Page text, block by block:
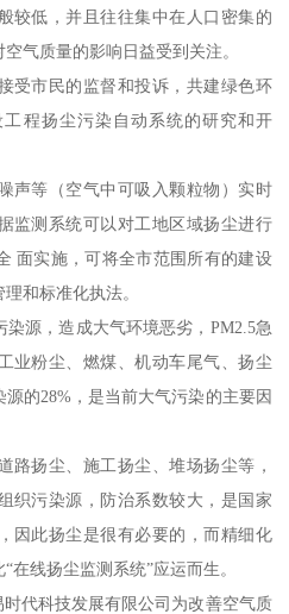
较低，并且往往集中在人口密集的
气质量的影响日益受到关注。
受市民的监督和投诉，共建绿色环
程扬尘污染自动系统的研究和开
声等（空气中可吸入颗粒物）实时
监测系统可以对工地区域扬尘进行
面实施，可将全市范围所有的建设
和标准化执法。
源，造成大气环境恶劣，PM2.5急
业粉尘、燃煤、机动车尾气、扬尘
的28%，是当前大气污染的主要因
路扬尘、施工扬尘、堆场扬尘等，
织污染源，防治系数较大，是国家
因此扬尘是很有必要的，而精细化
在线扬尘监测系统”应运而生。
代科技发展有限公司为改善空气质